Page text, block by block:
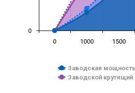
Заводская
Заводской
0 1000 1500
0